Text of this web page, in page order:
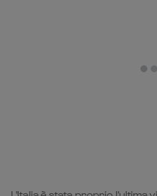
L'ultima volta che le due